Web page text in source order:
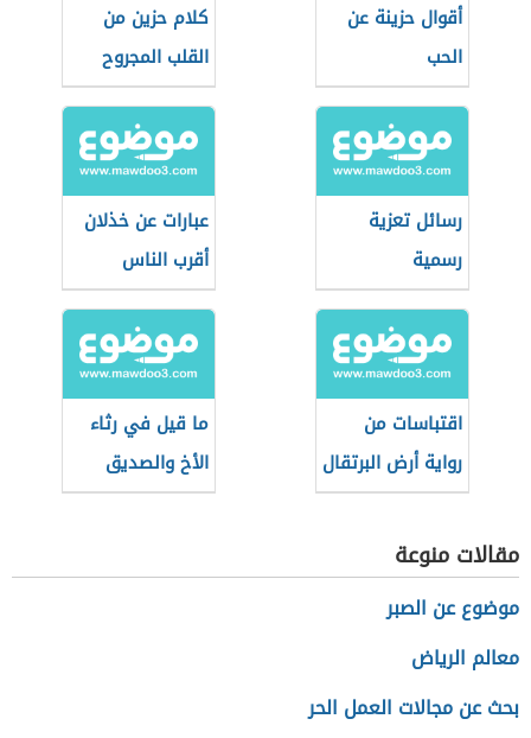
أقوال حزينة عن
الحب
كلام حزين من
القلب المجروح
رسائل تعزية
رسمية
عبارات عن خذلان
أقرب الناس
اقتباسات من
رواية أرض البرتقال
الحزين لغسان
كنفاني
ما قيل في رثاء
الأخ والصديق
مقالات منوعة
موضوع عن الصبر
معالم الرياض
بحث عن مجالات العمل الحر